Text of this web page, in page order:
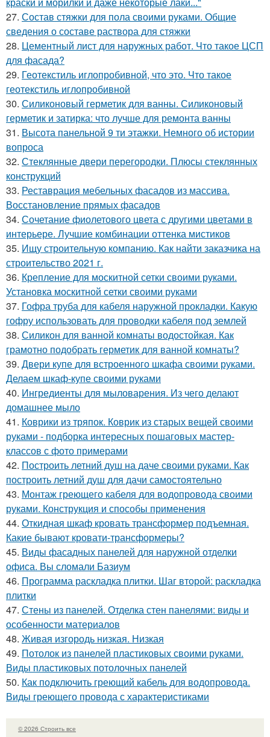
27. Состав стяжки для пола своими руками. Общие
сведения о составе раствора для стяжки
28. Цементный лист для наружных работ. Что такое ЦСП
для фасада?
29. Геотекстиль иглопробивной, что это. Что такое
геотекстиль иглопробивной
30. Силиконовый герметик для ванны. Силиконовый
герметик и затирка: что лучше для ремонта ванны
31. Высота панельной 9 ти этажки. Немного об истории
вопроса
32. Стеклянные двери перегородки. Плюсы стеклянных
конструкций
33. Реставрация мебельных фасадов из массива.
Восстановление прямых фасадов
34. Сочетание фиолетового цвета с другими цветами в
интерьере. Лучшие комбинации оттенка мистиков
35. Ищу строительную компанию. Как найти заказчика на
строительство 2021 г.
36. Крепление для москитной сетки своими руками.
Установка москитной сетки своими руками
37. Гофра труба для кабеля наружной прокладки. Какую
гофру использовать для проводки кабеля под землей
38. Силикон для ванной комнаты водостойкая. Как
грамотно подобрать герметик для ванной комнаты?
39. Двери купе для встроенного шкафа своими руками.
Делаем шкаф-купе своими руками
40. Ингредиенты для мыловарения. Из чего делают
домашнее мыло
41. Коврики из тряпок. Коврик из старых вещей своими
руками - подборка интересных пошаговых мастер-
классов с фото примерами
42. Построить летний душ на даче своими руками. Как
построить летний душ для дачи самостоятельно
43. Монтаж греющего кабеля для водопровода своими
руками. Конструкция и способы применения
44. Откидная шкаф кровать трансформер подъемная.
Какие бывают кровати-трансформеры?
45. Виды фасадных панелей для наружной отделки
офиса. Вы сломали Базиум
46. Программа раскладка плитки. Шаг второй: раскладка
плитки
47. Стены из панелей. Отделка стен панелями: виды и
особенности материалов
48. Живая изгородь низкая. Низкая
49. Потолок из панелей пластиковых своими руками.
Виды пластиковых потолочных панелей
50. Как подключить греющий кабель для водопровода.
Виды греющего провода с характеристиками
© 2026 Строить все